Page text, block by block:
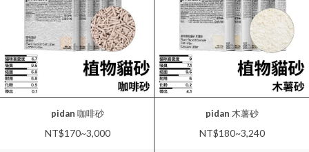
pidan 咖啡砂
NT$170~3,000
pidan 木薯砂
NT$180~3,240